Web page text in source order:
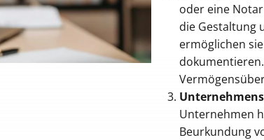
oder eine
die Gestaltung
ermöglichen
Unternehmen
Beurkundung